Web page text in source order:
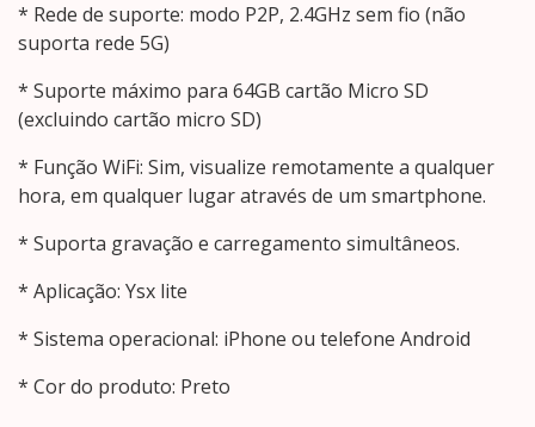
* Rede de suporte: modo P2P, 2.4GHz sem fio (não
suporta rede 5G)
* Suporte máximo para 64GB cartão Micro SD
(excluindo cartão micro SD)
* Função WiFi: Sim, visualize remotamente a qualquer
hora, em qualquer lugar através de um smartphone.
* Suporta gravação e carregamento simultâneos.
* Aplicação: Ysx lite
* Sistema operacional: iPhone ou telefone Android
* Cor do produto: Preto